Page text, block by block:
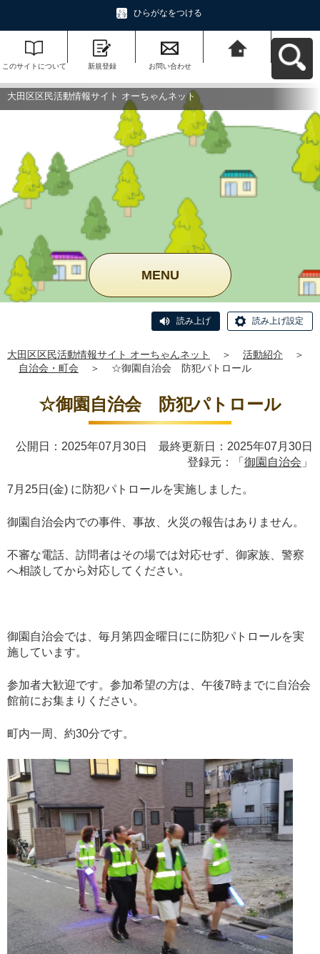
ひらがなをつける
このサイトについて 新規登録 お問い合わせ
ットへ戻る
大田区区民活動情報サイト オーちゃんネット
MENU
読み上げ 読み上げ設定
大田区区民活動情報サイト オーちゃんネット ＞ 活動紹介
＞
自治会・町会
＞ ☆御園自治会 防犯パトロール
☆御園自治会 防犯パトロール
公開日：2025年07月30日 最終更新日：2025年07月30日
登録元：「 御園自治会 」
7月25日(金) に防犯パトロールを実施しました。
御園自治会内での事件、事故、火災の報告はありません。
不審な電話、訪問者はその場では対応せず、御家族、警察
へ相談してから対応してください。
御園自治会では、毎月第四金曜日にに防犯パトロールを実
施しています。
参加者大歓迎です。参加希望の方は、午後7時までに自治会
館前にお集まりください。
町内一周、約30分です。